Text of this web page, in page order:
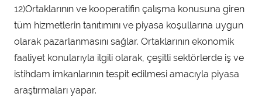
12)Ortaklarının ve kooperatifin çalışma konusuna giren
tüm hizmetlerin tanıtımını ve piyasa koşullarına uygun
olarak pazarlanmasını sağlar. Ortaklarının ekonomik
faaliyet konularıyla ilgili olarak, çeşitli sektörlerde iş ve
istihdam imkanlarının tespit edilmesi amacıyla piyasa
araştırmaları yapar.